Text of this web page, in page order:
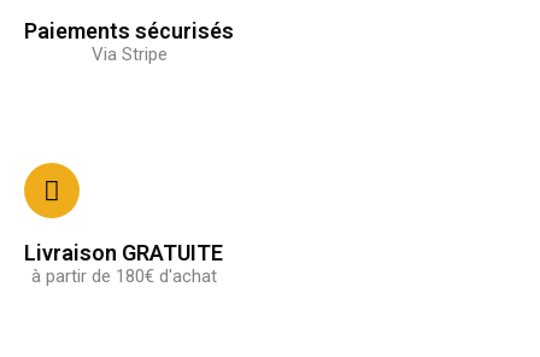
Paiements sécurisés
Via Stripe
Livraison GRATUITE
à partir de 180€ d'achat